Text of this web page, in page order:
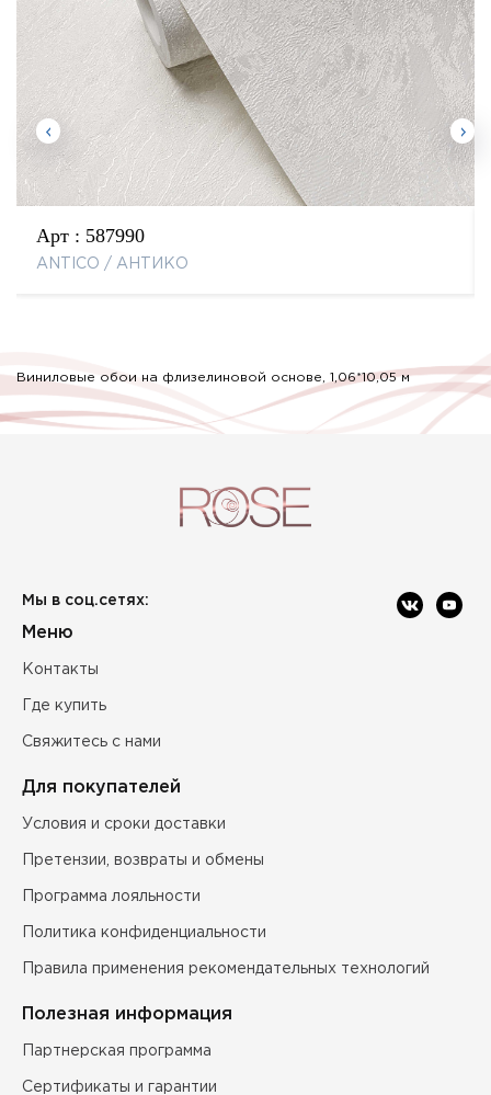
Арт : 587990
ANTICO / АНТИКО
Виниловые обои на флизелиновой основе, 1,06*10,05 м
Мы в соц.сетях:
Меню
Контакты
Где купить
Свяжитесь с нами
Для покупателей
Условия и сроки доставки
Претензии, возвраты и обмены
Программа лояльности
Политика конфиденциальности
Правила применения рекомендательных технологий
Полезная информация
Партнерская программа
Сертификаты и гарантии